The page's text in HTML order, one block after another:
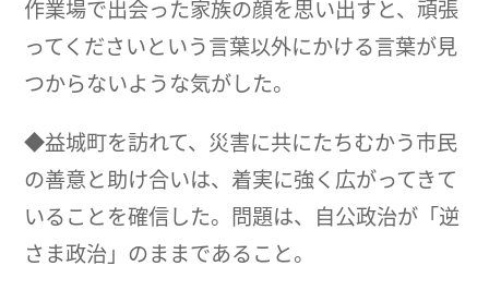
作業場で出会った家族の顔を思い出すと、頑張
ってくださいという言葉以外にかける言葉が見
つからないような気がした。
◆益城町を訪れて、災害に共にたちむかう市民
の善意と助け合いは、着実に強く広がってきて
いることを確信した。問題は、自公政治が「逆
さま政治」のままであること。